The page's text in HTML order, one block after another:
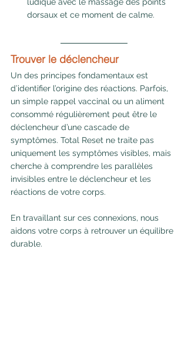
dorsaux et ce moment de calme.
Trouver le déclencheur
Un des principes fondamentaux est
d’identifier l’origine des réactions. Parfois,
un simple rappel vaccinal ou un aliment
consommé régulièrement peut être le
déclencheur d’une cascade de
symptômes. Total Reset ne traite pas
uniquement les symptômes visibles, mais
cherche à comprendre les parallèles
invisibles entre le déclencheur et les
réactions de votre corps.
En travaillant sur ces connexions, nous
aidons votre corps à retrouver un équilibre
durable.